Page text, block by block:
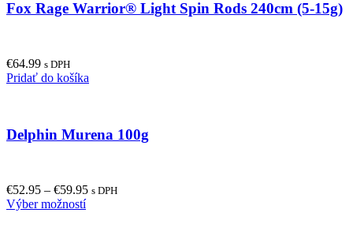
Fox Rage Warrior® Light Spin Rods 240cm (5-15g)
€64.99 s DPH
Pridať do košíka
Delphin Murena 100g
€52.95 – €59.95 s DPH
Výber možnostíThis